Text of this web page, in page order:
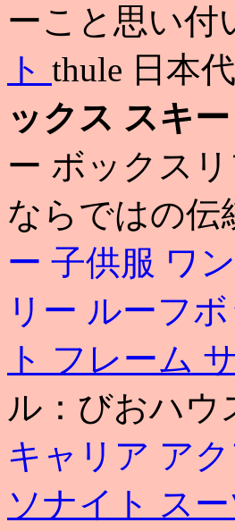
ーこと思い付
ト thule 日本
ックス スキー
ー ボックス
ならではの
ー 子供服 ワ
リー ルーフ
ト フレーム
ル：びおハウ
キャリア ア
ソナイト ス